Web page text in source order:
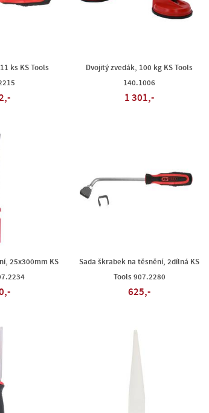
ks KS Tools
Dvojitý zvedák, 100 kg KS Tools
140.1006
1 301,-
25x300mm KS
Sada škrabek na těsnění, 2dílná KS
Tools 907.2280
625,-